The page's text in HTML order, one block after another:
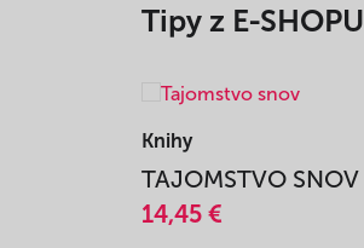
Tipy z E-SHOPU
Knihy
TAJOMSTVO SNOV
14,45 €